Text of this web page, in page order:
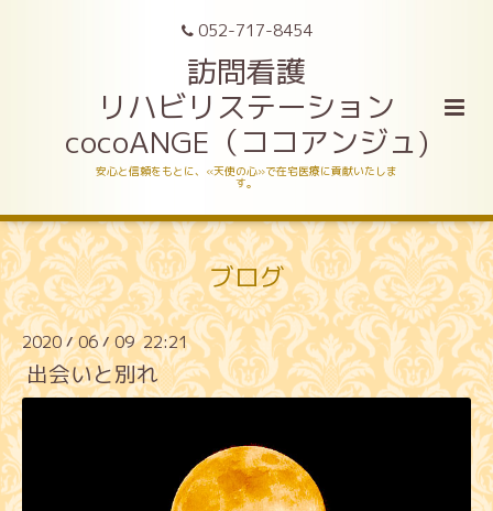
052-717-8454
訪問看護
リハビリステーション
cocoANGE（ココアンジュ)
安心と信頼をもとに、«天使の心»で在宅医療に貢献いたしま
す。
ブログ
2020/06/09 22:21
出会いと別れ